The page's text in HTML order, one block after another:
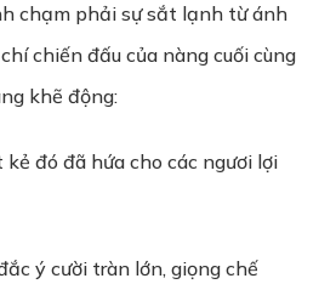
chạm phải sự sắt lạnh từ ánh
chiến đấu của nàng cuối cùng
khẽ động:
đó đã hứa cho các ngươi lợi
ý cười tràn lớn, giọng chế